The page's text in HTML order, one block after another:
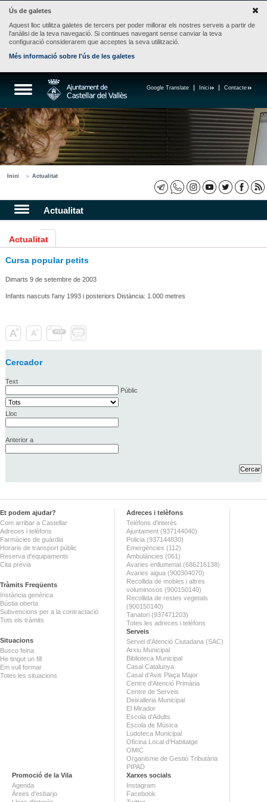
Ús de galetes
Aquest lloc utilitza galetes de tercers per poder millorar els nostres serveis a partir de
l'anàlisi de la teva navegació. Si continues navegant sense canviar la teva
configuració considerarem que acceptes la seva utilització.
Més informació sobre l'ús de les galetes
Contacte
Inici
Google Translate
Inici Actualitat
Actualitat
Actualitat
Cursa popular petits
Dimarts 9 de setembre de 2003
Infants nascuts l'any 1993 i posteriors Distància: 1.000 metres
Cercador
Text
Públic
Lloc
Anterior a
Et podem ajudar?
Com arribar a Castellar
Adreces i telèfons
Farmàcies de guàrdia
Horaris de transport públic
Reserva d'equipaments
Cita prèvia
Tràmits Freqüents
Instància genèrica
Bústia oberta
Subvencions per a la contractació
Tots els tràmits
Situacions
Busco feina
He tingut un fill
Em vull formar
Totes les situacions
Adreces i telèfons
Telèfons d'interès
Ajuntament (937144040)
Policia (937144830)
Emergències (112)
Ambulàncies (061)
Avaries enllumenat (686216138)
Avaries aigua (900304070)
Recollida de mobles i altres
voluminosos (900150140)
Recollida de restes vegetals
(900150140)
Tanatori (937471203)
Totes les adreces i telèfons
Serveis
Servei d'Atenció Ciutadana (SAC)
Arxiu Municipal
Biblioteca Municipal
Casal Catalunya
Casal d'Avis Plaça Major
Centre d'Atenció Primària
Centre de Serveis
Deixalleria Municipal
El Mirador
Escola d'Adults
Escola de Música
Ludoteca Municipal
Oficina Local d'Habitatge
OMIC
Organisme de Gestió Tributària
PIPAD
Promoció de la Vila
Agenda
Àrees d'esbarjo
Xarxes socials
Instagram
Facebook